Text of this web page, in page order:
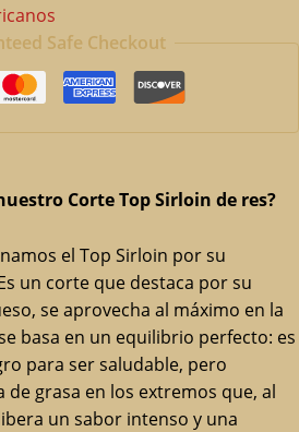
Safe Checkout
Corte Top Sirloin de res?
el Top Sirloin por su
un corte que destaca por su
se aprovecha al máximo en la
basa en un equilibrio perfecto: es
para ser saludable, pero
grasa en los extremos que, al
un sabor intenso y una